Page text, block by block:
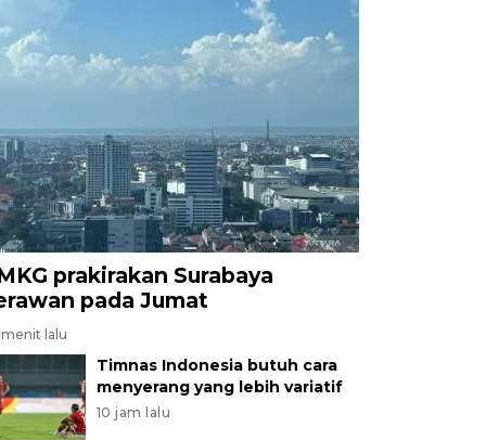
prakirakan Surabaya
pada Jumat
lalu
Timnas Indonesia butuh cara
menyerang yang lebih variatif
10 jam lalu